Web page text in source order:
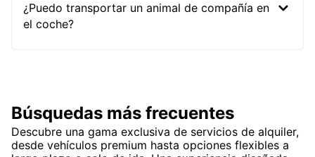
¿Puedo transportar un animal de compañía en
el coche?
Búsquedas más frecuentes
Descubre una gama exclusiva de servicios de alquiler,
desde vehículos premium hasta opciones flexibles a